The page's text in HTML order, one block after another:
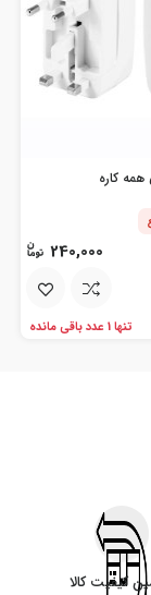
همه کاره
240,000
تنها 1 عدد باقی مانده
کیفیت کالا